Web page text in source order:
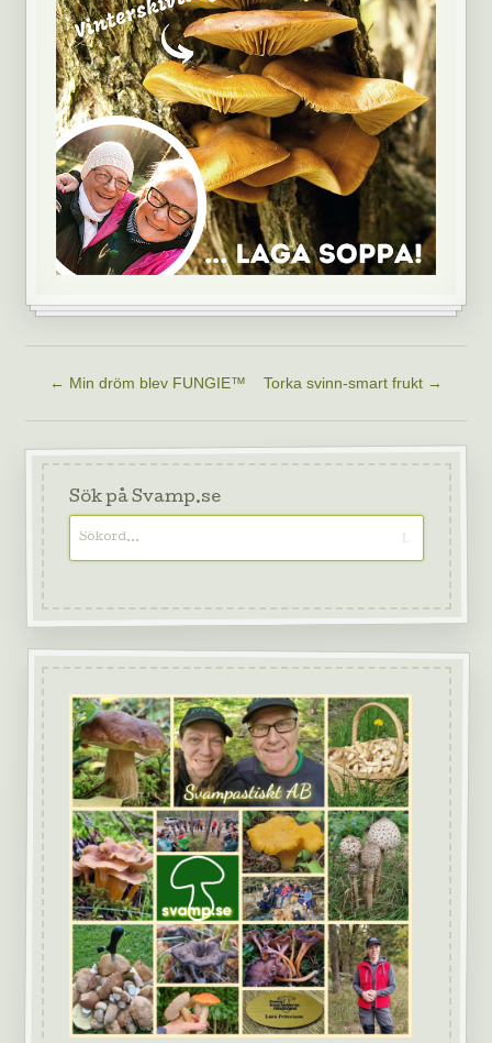
← Min dröm blev FUNGIE™ Torka svinn-smart frukt →
Sök på Svamp.se